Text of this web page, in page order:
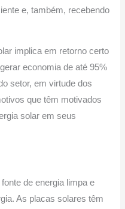
e, também, recebendo
implica em retorno certo
economia de até 95%
setor, em virtude dos
que têm motivados
solar em seus
de energia limpa e
As placas solares têm